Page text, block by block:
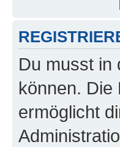
Du musst in
können. Die
ermöglicht